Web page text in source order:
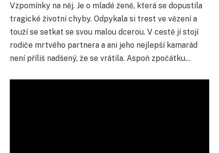
Vzpomínky na něj. Je o mladé ženě, která se dopustila
tragické životní chyby. Odpykala si trest ve vězení a
touží se setkat se svou malou dcerou. V cestě jí stojí
rodiče mrtvého partnera a ani jeho nejlepší kamarád
není příliš nadšený, že se vrátila. Aspoň zpočátku…